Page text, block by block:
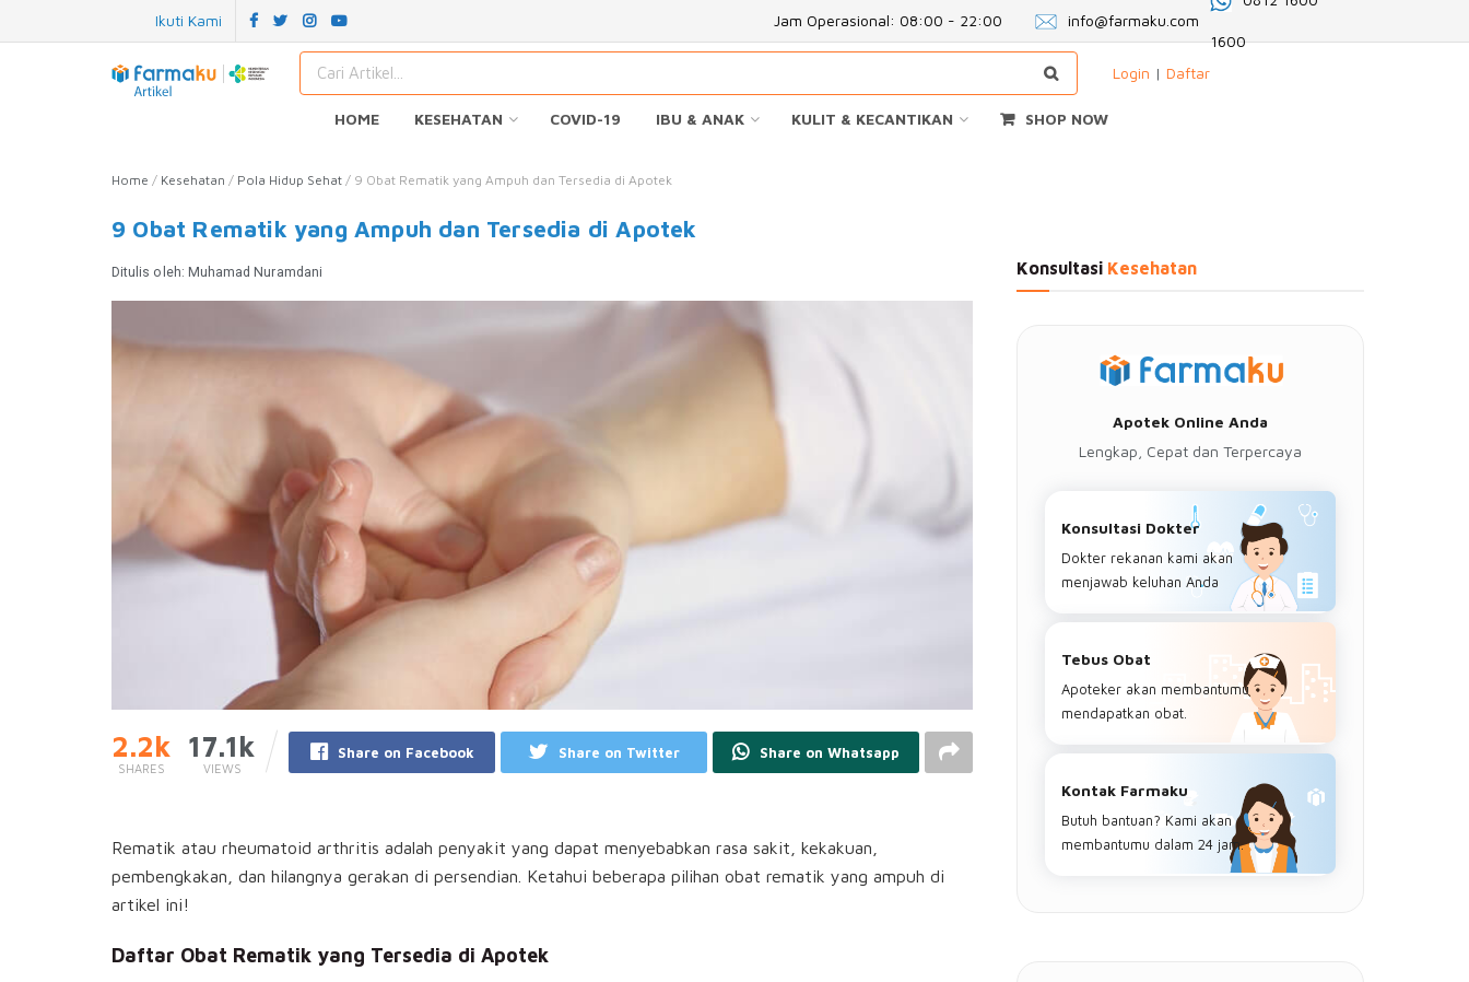
Ikuti Kami Jam Operasional: 08:00 - 22:00 info@farmaku.com
1600
Login | Daftar
HOME KESEHATAN COVID-19 IBU & ANAK KULIT & KECANTIKAN SHOP NOW
Home / Kesehatan / Pola Hidup Sehat / 9 Obat Rematik yang Ampuh dan Tersedia di Apotek
9 Obat Rematik yang Ampuh dan Tersedia di Apotek
Ditulis oleh: Muhamad Nuramdani
2.2k
SHARES
17.1k
VIEWS
Share on Facebook Share on Twitter Share on Whatsapp
Rematik atau rheumatoid arthritis adalah penyakit yang dapat menyebabkan rasa sakit, kekakuan,
pembengkakan, dan hilangnya gerakan di persendian. Ketahui beberapa pilihan obat rematik yang ampuh di
artikel ini!
Daftar Obat Rematik yang Tersedia di Apotek
Konsultasi Kesehatan
Apotek Online Anda
Lengkap, Cepat dan Terpercaya
Konsultasi Dokter
Dokter rekanan kami akan
menjawab keluhan Anda
Tebus Obat
Apoteker akan membantumu
mendapatkan obat.
Kontak Farmaku
Butuh bantuan? Kami akan
membantumu dalam 24 jam.